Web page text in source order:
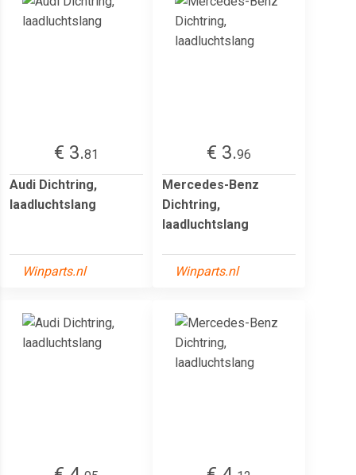
€ 3.81
Audi Dichtring,
laadluchtslang
Winparts.nl
€ 3.96
Mercedes-Benz
Dichtring,
laadluchtslang
Winparts.nl